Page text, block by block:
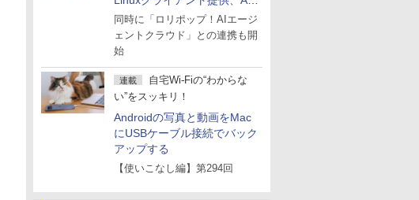
エージェントの接続が容易に
同時に「ロリポップ！AIエージ
ェントクラウド」との連携も開
始
連載
自宅Wi-Fiの“わからな
い”をスッキリ！
Androidの写真と動画をMac
にUSBケーブル接続でバック
アップする
【使いこなし編】第294回